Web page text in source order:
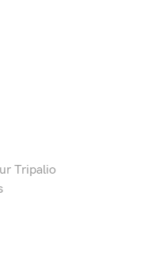
Tripalio